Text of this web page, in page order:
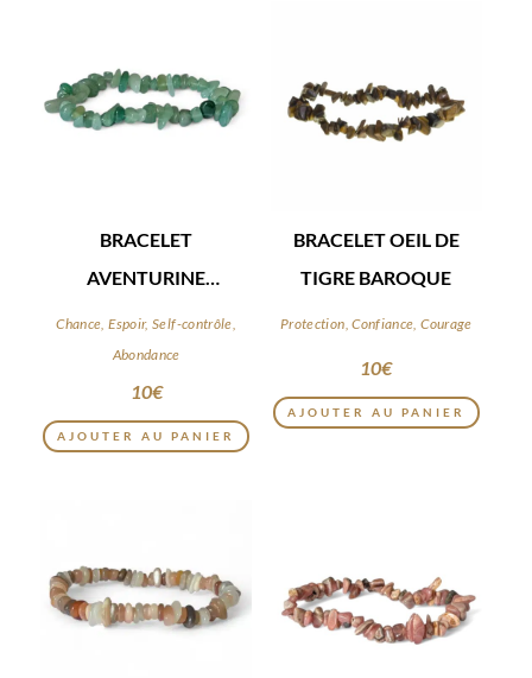
BRACELET
AVENTURINE
BAROQUE
Chance, Espoir, Self-contrôle,
Abondance
10€
AJOUTER AU PANIER
BRACELET OEIL DE
TIGRE BAROQUE
Protection, Confiance, Courage
10€
AJOUTER AU PANIER